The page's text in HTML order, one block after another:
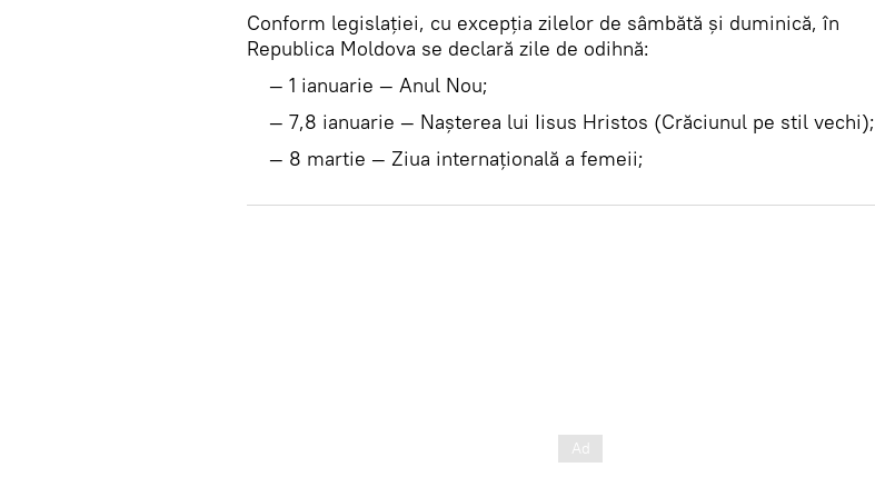
Conform legislaţiei, cu excepţia zilelor de sâmbătă şi duminică, în
Republica Moldova se declară zile de odihnă:
— 1 ianuarie — Anul Nou;
— 7,8 ianuarie — Naşterea lui Iisus Hristos (Crăciunul pe stil vechi);
— 8 martie — Ziua internaţională a femeii;